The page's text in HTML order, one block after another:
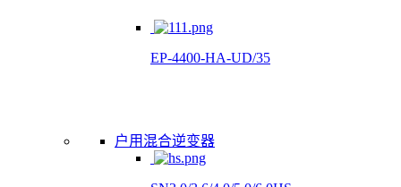
EP-4400-HA-UD/35
户用混合逆变器